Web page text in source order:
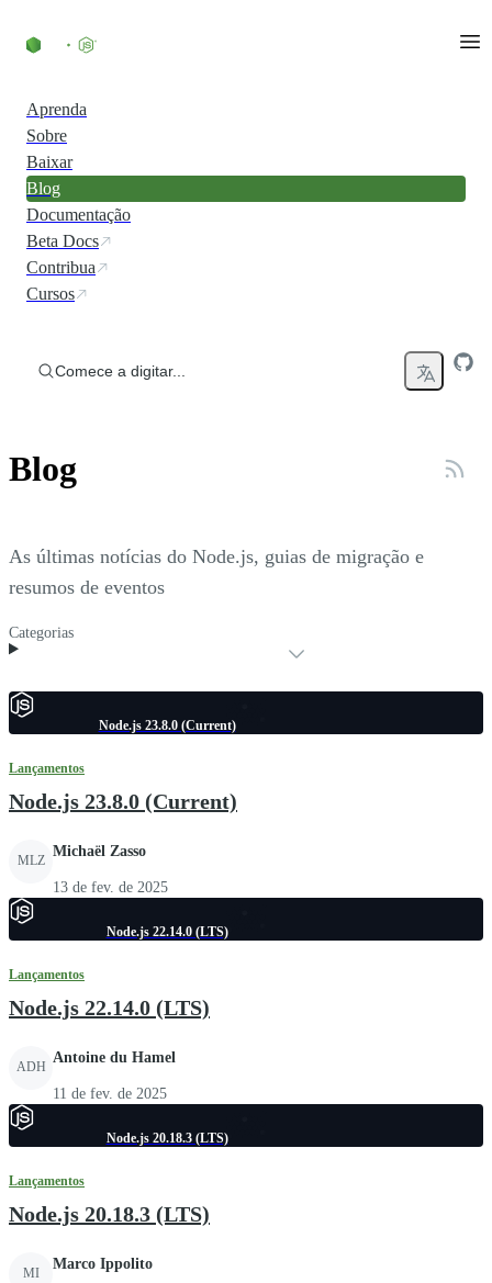
Aprenda
Sobre
Baixar
Blog
Documentação
Beta Docs
Contribua
Cursos
Comece a digitar...
Blog
As últimas notícias do Node.js, guias de migração e
resumos de eventos
Categorias
Node.js 23.8.0 (Current)
Lançamentos
Node.js 23.8.0 (Current)
MLZ
Michaël Zasso
13 de fev. de 2025
Node.js 22.14.0 (LTS)
Lançamentos
Node.js 22.14.0 (LTS)
ADH
Antoine du Hamel
11 de fev. de 2025
Node.js 20.18.3 (LTS)
Lançamentos
Node.js 20.18.3 (LTS)
MI
Marco Ippolito